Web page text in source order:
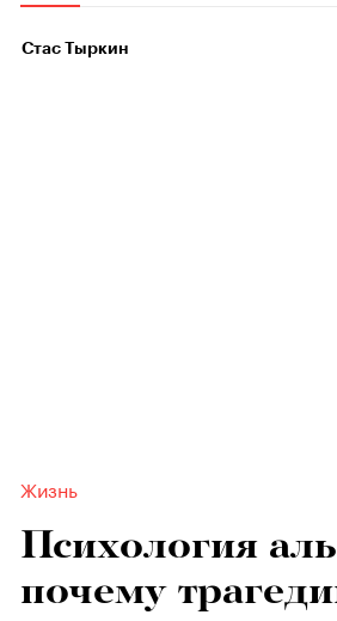
Стас Тыркин
Жизнь
Психология
почему